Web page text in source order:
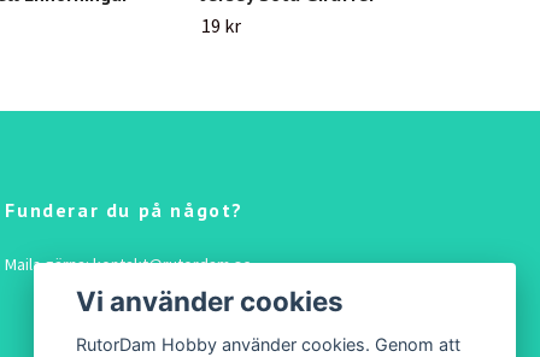
19 kr
Funderar du på något?
Maila gärna:kontakt@rutordam.se
Vi använder cookies
RutorDam Hobby använder cookies. Genom att